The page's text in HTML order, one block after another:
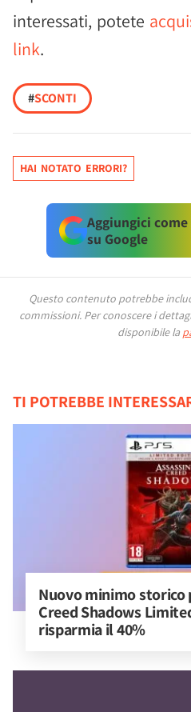
interessati, potete
link.
#SCONTI
HAI NOTATO ERRORI?
Aggiungici
su Google
Questo contenuto potrebbe
commissioni. Per conoscere i
disponibile la
TI POTREBBE
Nuovo minimo storico
Creed Shadows
risparmia il 40%